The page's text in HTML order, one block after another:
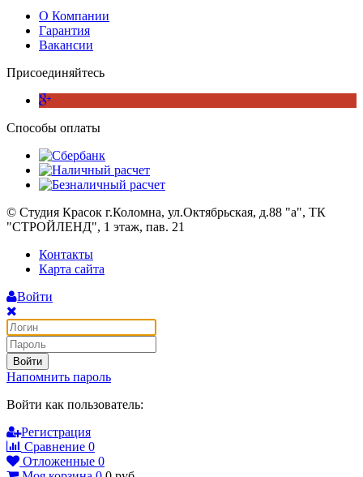
О Компании
Гарантия
Вакансии
Присоединяйтесь
Способы оплаты
© Студия Красок г.Коломна, ул.Октябрьская, д.88 "а", ТК
"СТРОЙЛЕНД", 1 этаж, пав. 21
Контакты
Карта сайта
Войти
Войти
Напомнить пароль
Войти как пользователь:
Регистрация
Сравнение 0
Отложенные 0